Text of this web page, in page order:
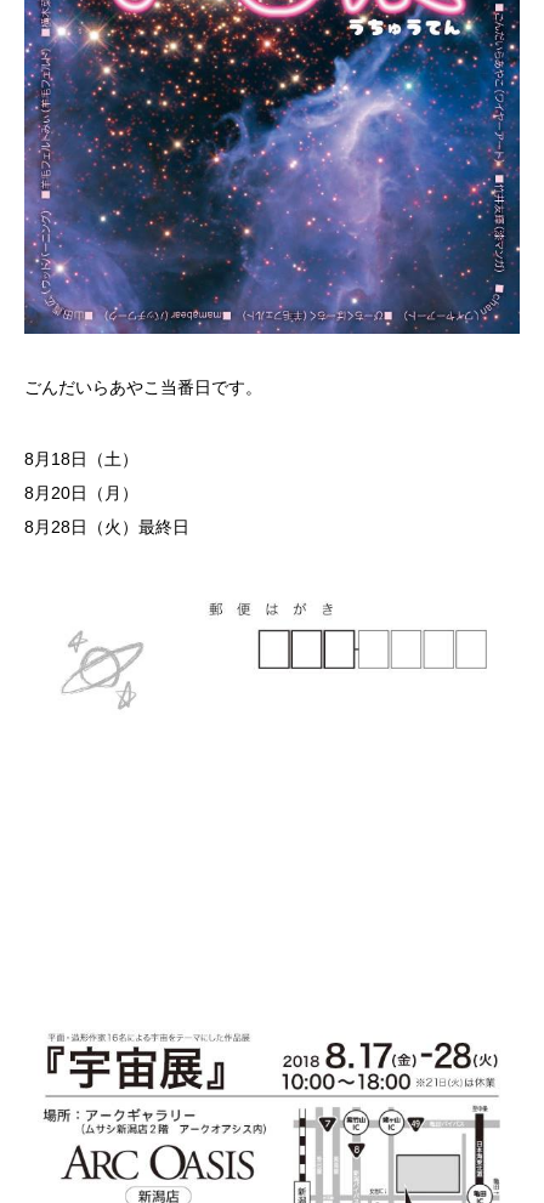
ごんだいらあやこ当番日です。
8月18日（土）
8月20日（月）
8月28日（火）最終日